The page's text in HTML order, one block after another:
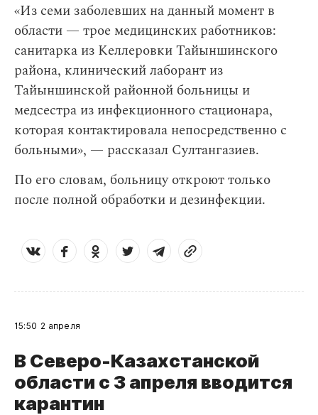
«Из семи заболевших на данный момент в
области — трое медицинских работников:
санитарка из Келлеровки Тайыншинского
района, клинический лаборант из
Тайыншинской районной больницы и
медсестра из инфекционного стационара,
которая контактировала непосредственно с
больными», — рассказал Султангазиев.
По его словам, больницу откроют только
после полной обработки и дезинфекции.
15:50 2 апреля
В Северо-Казахстанской
области с 3 апреля вводится
карантин